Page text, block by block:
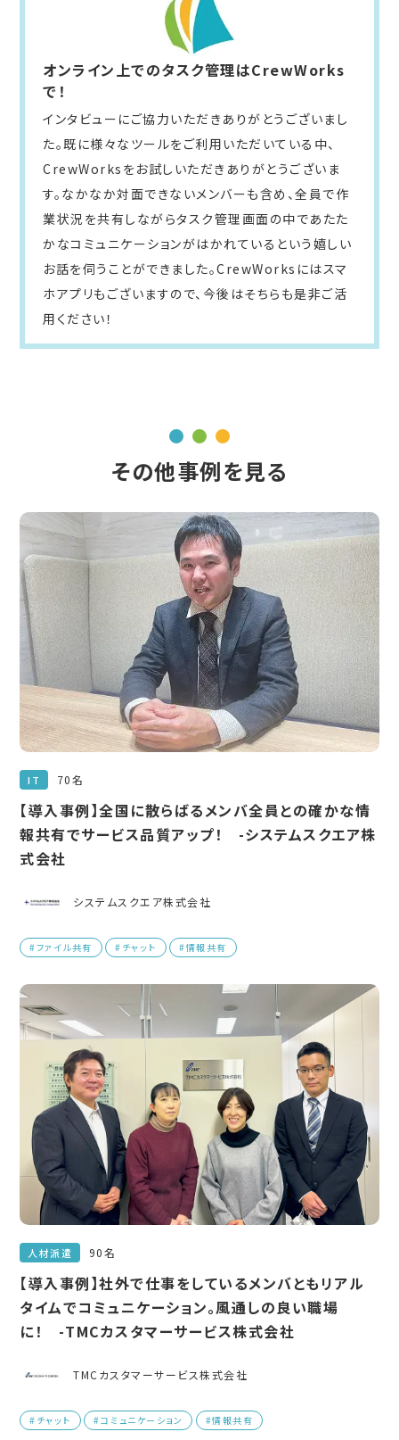
オンライン上でのタスク管理はCrewWorks
で！
インタビューにご協力いただきありがとうございまし
た。既に様々なツールをご利用いただいている中、
CrewWorksをお試しいただきありがとうございま
す。なかなか対面できないメンバーも含め、全員で作
業状況を共有しながらタスク管理画面の中であたた
かなコミュニケーションがはかれているという嬉しい
お話を伺うことができました。CrewWorksにはスマ
ホアプリもございますので、今後はそちらも是非ご活
用ください！
その他事例を見る
IT 70名
【導入事例】全国に散らばるメンバ全員との確かな情
報共有でサービス品質アップ！ -システムスクエア株
式会社
システムスクエア株式会社
#ファイル共有 #チャット #情報共有
人材派遣 90名
【導入事例】社外で仕事をしているメンバともリアル
タイムでコミュニケーション。風通しの良い職場
に！ -TMCカスタマーサービス株式会社
TMCカスタマーサービス株式会社
#チャット #コミュニケーション #情報共有